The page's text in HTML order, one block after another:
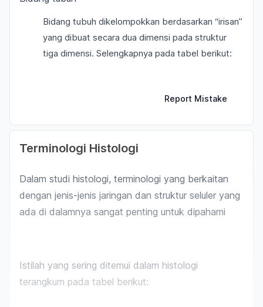
Bidang tubuh dikelompokkan berdasarkan “irisan”
yang dibuat secara dua dimensi pada struktur
tiga dimensi. Selengkapnya pada tabel berikut:
Report Mistake
Terminologi Histologi
Dalam studi histologi, terminologi yang berkaitan
dengan jenis-jenis jaringan dan struktur seluler yang
ada di dalamnya sangat penting untuk dipahami
Istilah yang sering ditemui dalam histologi
terangkum pada tabel berikut: